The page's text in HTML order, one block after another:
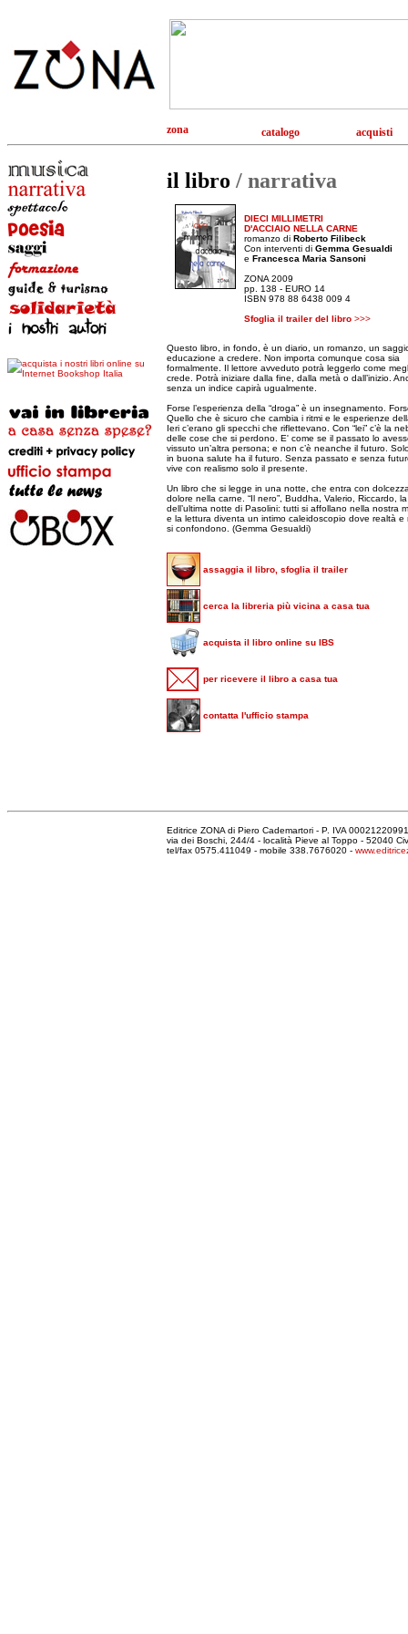
zona catalogo acquisti
il libro / narrativa
DIECI MILLIMETRI
D'ACCIAIO NELLA CARNE
romanzo di Roberto Filibeck
Con interventi di Gemma Gesualdi
e Francesca Maria Sansoni
ZONA 2009
pp. 138 - EURO 14
ISBN 978 88 6438 009 4
Sfoglia il trailer del libro >>>
Questo libro, in fondo, è un diario, un romanzo, un
educazione a credere. Non importa comunque cosa sia
formalmente. Il lettore avveduto potrà leggerlo come
crede. Potrà iniziare dalla fine, dalla metà o dall’inizio.
senza un indice capirà ugualmente.
Forse l’esperienza della “droga” è un insegnamento.
Quello che è sicuro che cambia i ritmi e le esperienze
Ieri c’erano gli specchi che riflettevano. Con “lei” c’è la
delle cose che si perdono. E' come se il passato lo
vissuto un’altra persona; e non c’è neanche il futuro.
in buona salute ha il futuro. Senza passato e senza
vive con realismo solo il presente.
Un libro che si legge in una notte, che entra con
dolore nella carne. “Il nero”, Buddha, Valerio, Riccardo,
dell’ultima notte di Pasolini: tutti si affollano nella nostra
e la lettura diventa un intimo caleidoscopio dove realtà e
si confondono. (Gemma Gesualdi)
assaggia il libro, sfoglia il trailer
cerca la libreria più vicina a casa tua
acquista il libro online su IBS
per ricevere il libro a casa tua
contatta l'ufficio stampa
Editrice ZONA di Piero Cademartori - P. IVA
via dei Boschi, 244/4 - località Pieve al Toppo - 52040
tel/fax 0575.411049 - mobile 338.7676020 -